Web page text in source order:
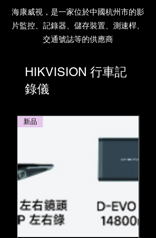
海康威視，是一家位於中國杭州市的影
片監控、記錄器、儲存裝置、測速桿、
交通號誌等的供應商
HIKVISION 行車記
錄儀
新品